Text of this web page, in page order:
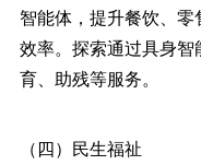
智能体，提升餐饮、
效率。探索通过具身
育、助残等服务。
（四）民生福祉